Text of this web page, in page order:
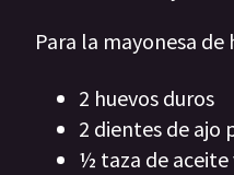
Para la mayonesa de
2 huevos duros
2 dientes de ajo
½ taza de